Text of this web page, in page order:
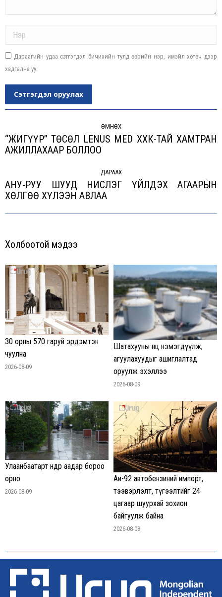
Дараагийн удаа сэтгэгдэл бичихийн тулд өөрийн нэр, имэйл хөтөч дээр
хадгална уу.
Сэтгэгдэл оруулах
ӨМНӨХ
Previous
“ЖИГҮҮР” ТӨСӨЛ LENUS MED ХХК-ТАЙ ХАМТРАН
АЖИЛЛАХААР БОЛЛОО
ДАРААХ
Next
АНУ-РУУ ШУУД НИСЛЭГ ҮЙЛДЭХ АГААРЫН
ХӨЛГӨӨ ХҮЛЭЭН АВЛАА
Холбоотой мэдээ
30 орны 570 гаруй эрдэмтэн
чуулна
2026-08-09
Шатахууны нөөц нэмэгдүүлж,
агуулахуудыг ашиглалтад
оруулж эхэллээ
2026-08-09
Улаанбаатарт өнөөдөр аадар бороо
орно
2026-08-09
Аи-92 автобензиний импорт,
тээвэрлэлт, түгээлтийг 24
цагаар шуурхай зохион
байгуулж байна
2026-08-08